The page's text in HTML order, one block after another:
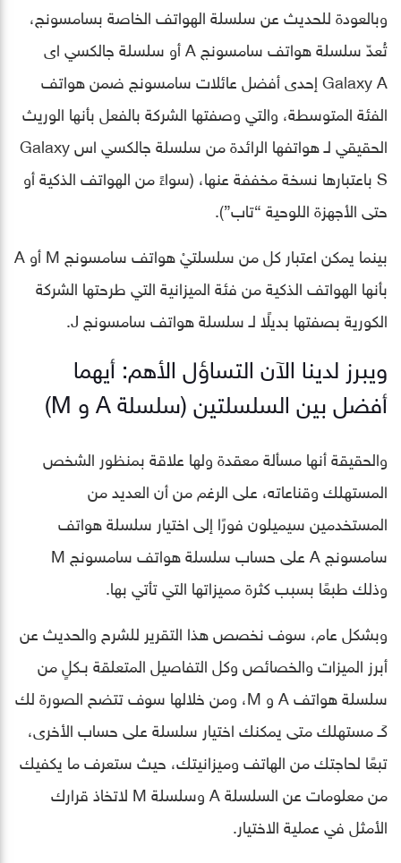
وبالعودة للحديث عن سلسلة الهواتف الخاصة بسامسونج،
تُعدّ سلسلة هواتف سامسونج A أو سلسلة جالكسي اى
Galaxy A إحدى أفضل عائلات سامسونج ضمن هواتف
الفئة المتوسطة، والتي وصفتها الشركة بالفعل بأنها الوريث
الحقيقي لـ هواتفها الرائدة من سلسلة جالكسي اس Galaxy
S باعتبارها نسخة مخففة عنها، (سواءً من الهواتف الذكية أو
حتى الأجهزة اللوحية “تاب”).
بينما يمكن اعتبار كل من سلسلتيْ هواتف سامسونج M أو A
بأنها الهواتف الذكية من فئة الميزانية التي طرحتها الشركة
الكورية بصفتها بديلًا لـ سلسلة هواتف سامسونج J.
ويبرز لدينا الآن التساؤل الأهم: أيهما
أفضل بين السلسلتين (سلسلة A و M)
والحقيقة أنها مسألة معقدة ولها علاقة بمنظور الشخص
المستهلك وقناعاته، على الرغم من أن العديد من
المستخدمين سيميلون فورًا إلى اختيار سلسلة هواتف
سامسونج A على حساب سلسلة هواتف سامسونج M
وذلك طبعًا بسبب كثرة مميزاتها التي تأتي بها.
وبشكل عام، سوف نخصص هذا التقرير للشرح والحديث عن
أبرز الميزات والخصائص وكل التفاصيل المتعلقة بـكلٍ من
سلسلة هواتف A و M، ومن خلالها سوف تتضح الصورة لك
كَـ مستهلك متى يمكنك اختيار سلسلة على حساب الأخرى،
تبعًا لحاجتك من الهاتف وميزانيتك، حيث ستعرف ما يكفيك
من معلومات عن السلسلة A وسلسلة M لاتخاذ قرارك
الأمثل في عملية الاختيار.